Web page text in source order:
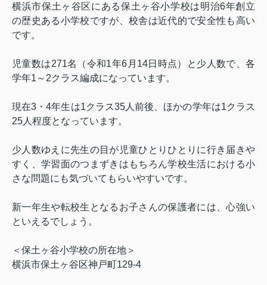
横浜市保土ヶ谷区にある保土ヶ谷小学校は明治6年創立
の歴史ある小学校ですが、校舎は近代的で安全性も高い
です。
児童数は271名（令和1年6 月 14日時点）と少人数で、各
学年1 ～ 2クラス編成になっています。
現在3 ・4年生は1クラス35人前後、ほかの学年は1クラス
25人程度となっています。
少人数ゆえに先生の目が児童ひとりひとりに行き届きや
すく、学習面のつまずきはもちろん学校生活における小
さな問題にも気づいてもらいやすいです。
新一年生や転校生となるお子さんの保護者には、心強い
といえるでしょう。
＜保土ヶ谷小学校の所在地＞
横浜市保土ヶ谷区神戸町129-4